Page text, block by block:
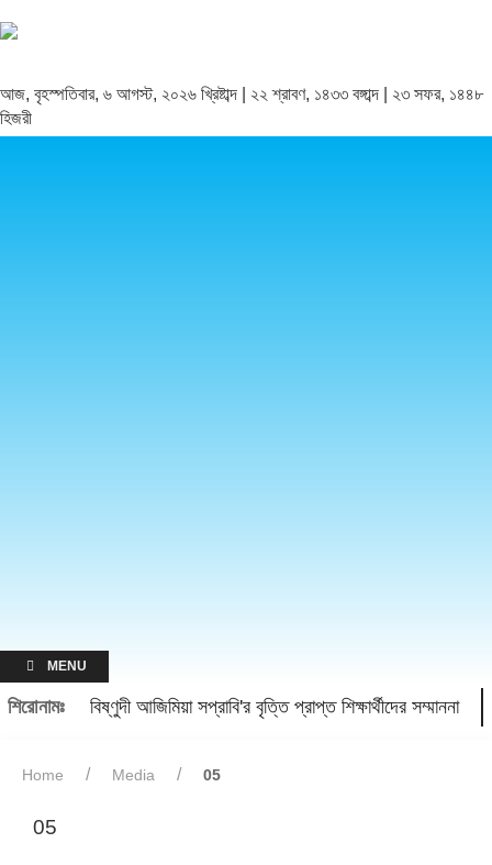
আজ, বৃহস্পতিবার, ৬ আগস্ট, ২০২৬ খ্রিষ্টাব্দ | ২২ শ্রাবণ, ১৪৩৩ বঙ্গাব্দ | ২৩ সফর, ১৪৪৮
হিজরী
MENU
শিরোনামঃ বিষ্ণুদী আজিমিয়া সপ্রাবি'র বৃত্তি প্রাপ্ত শিক্ষার্থীদের সম্মাননা
Home Media 05
05